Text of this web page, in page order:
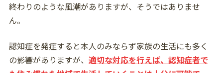
終わりのような風潮がありますが、そうではありませ
ん。
認知症を発症すると本人のみならず家族の生活にも多く
の影響がありますが、 適切な対応を行えば、認知症者で